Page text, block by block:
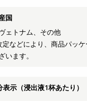
国
ェトナム、その他
定などにより、商品パッ
います。
示（浸出液1杯あたり）